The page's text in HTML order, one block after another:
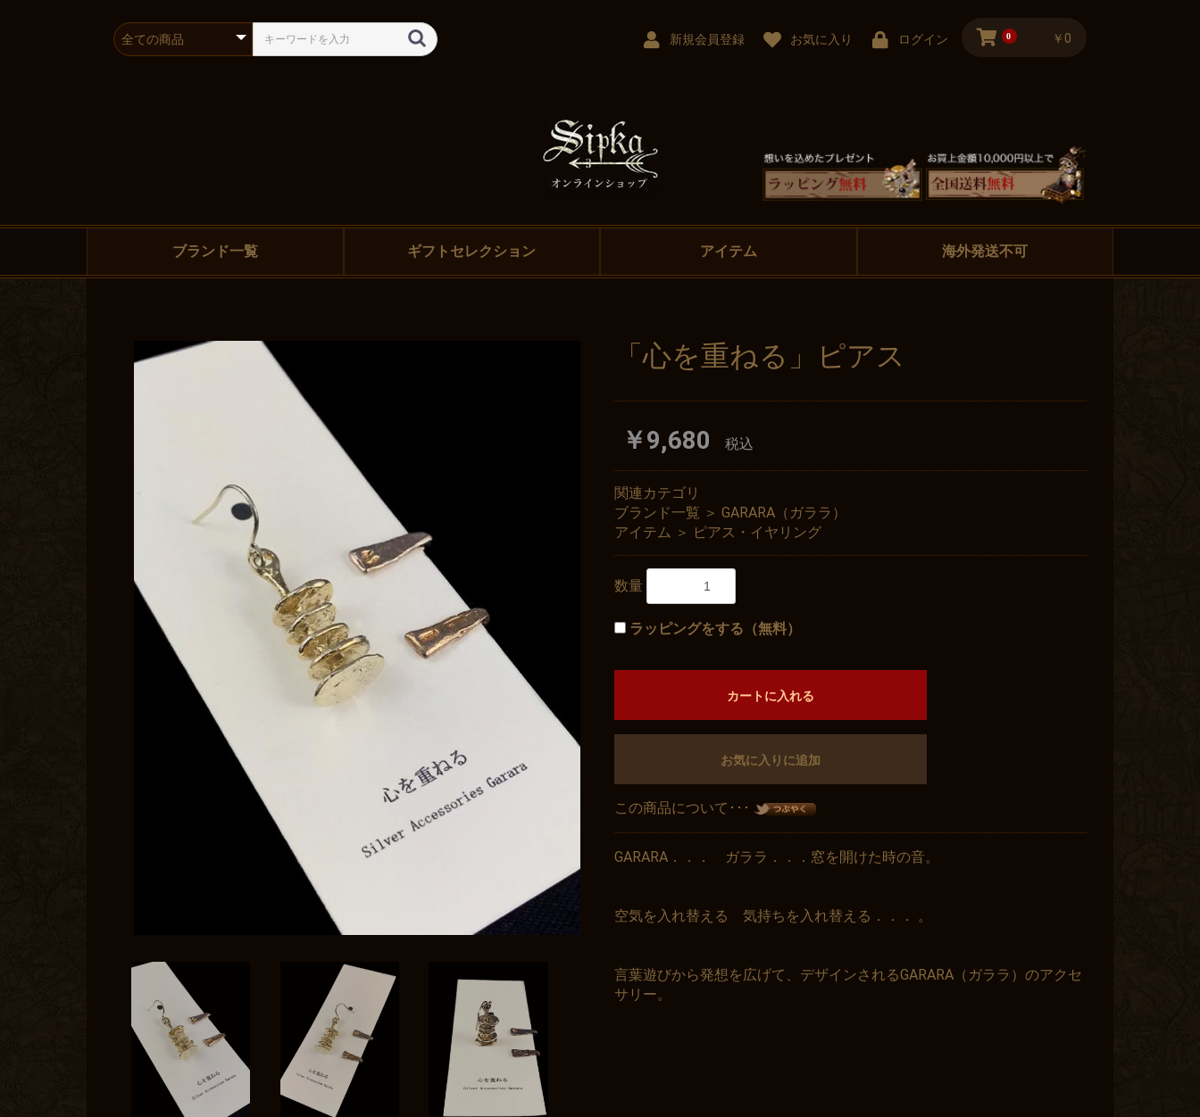
新規会員登録 お気に入り ログイン 0 ￥0
ブランド一覧 ギフトセレクション アイテム 海外発送不可
「心を重ねる」ピアス
￥9,680 税込
関連カテゴリ
ブランド一覧 ＞ GARARA（ガララ）
アイテム ＞ ピアス・イヤリング
数量
ラッピングをする（無料）
カートに入れる
お気に入りに追加
この商品について･･･
GARARA．．． ガララ．．．窓を開けた時の音。
空気を入れ替える 気持ちを入れ替える．．． 。
言葉遊びから発想を広げて、デザインされるGARARA（ガララ）のアクセ
サリー。